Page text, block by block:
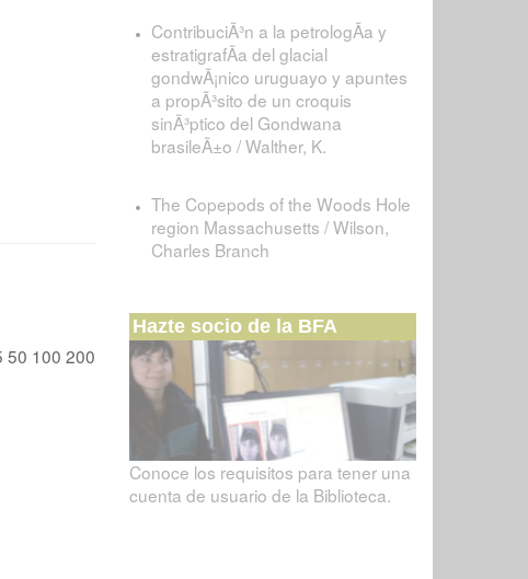
50 100 200
ContribuciÃ³n a la petrologÃ­a y
estratigrafÃ­a del glacial
gondwÃ¡nico uruguayo y apuntes
a propÃ³sito de un croquis
sinÃ³ptico del Gondwana
brasileÃ±o / Walther, K.
The Copepods of the Woods Hole
region Massachusetts / Wilson,
Charles Branch
Hazte socio de la BFA
Conoce los requisitos para tener una
cuenta de usuario de la Biblioteca.